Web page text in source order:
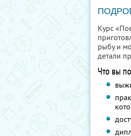
Курс
рыбу и
детали
Что вы